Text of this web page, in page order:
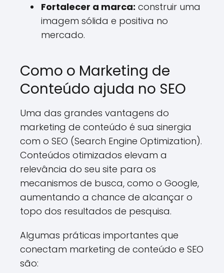
Fortalecer a marca: construir uma
imagem sólida e positiva no
mercado.
Como o Marketing de
Conteúdo ajuda no SEO
Uma das grandes vantagens do
marketing de conteúdo é sua sinergia
com o SEO (Search Engine Optimization).
Conteúdos otimizados elevam a
relevância do seu site para os
mecanismos de busca, como o Google,
aumentando a chance de alcançar o
topo dos resultados de pesquisa.
Algumas práticas importantes que
conectam marketing de conteúdo e SEO
são: